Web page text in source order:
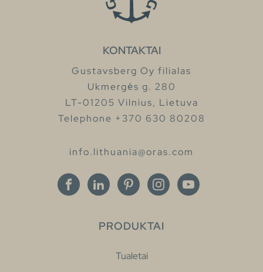
KONTAKTAI
Gustavsberg Oy filialas
Ukmergės g. 280
LT-01205 Vilnius, Lietuva
Telephone +370 630 80208
info.lithuania@oras.com
PRODUKTAI
Tualetai